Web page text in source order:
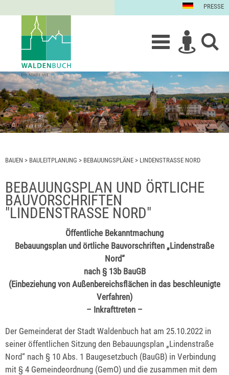
PRESSE
BAUEN > BAULEITPLANUNG > BEBAUUNGSPLÄNE > LINDENSTRASSE NORD
BEBAUUNGSPLAN UND ÖRTLICHE
BAUVORSCHRIFTEN
"LINDENSTRASSE NORD"
Öffentliche Bekanntmachung
Bebauungsplan und örtliche Bauvorschriften „Lindenstraße
Nord“
nach § 13b BauGB
(Einbeziehung von Außenbereichsflächen in das beschleunigte
Verfahren)
– Inkrafttreten –
Der Gemeinderat der Stadt Waldenbuch hat am 25.10.2022 in
seiner öffentlichen Sitzung den Bebauungsplan „Lindenstraße
Nord“ nach § 10 Abs. 1 Baugesetzbuch (BauGB) in Verbindung
mit § 4 Gemeindeordnung (GemO) und die zusammen mit dem